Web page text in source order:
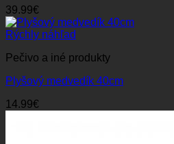
39.99€
Rýchly náhľad
Pečivo a iné produkty
Plyšový medvedík 40cm
14.99€